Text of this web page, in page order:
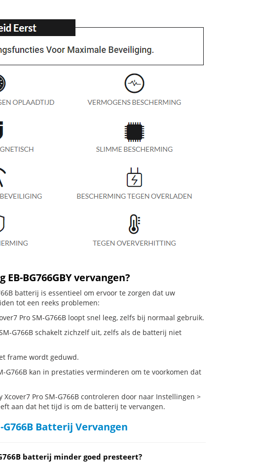
BG766GBY vervangen?
batterij is essentieel om ervoor te zorgen dat uw
tot een reeks problemen:
Pro SM-G766B loopt snel leeg, zelfs bij normaal gebruik.
G766B schakelt zichzelf uit, zelfs als de batterij niet
frame wordt geduwd.
G766B kan in prestaties verminderen om te voorkomen dat
Pro SM-G766B controleren door naar Instellingen >
aan dat het tijd is om de batterij te vervangen.
Batterij Vervangen
batterij minder goed presteert?